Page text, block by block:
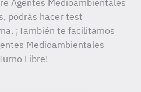
Agentes Medioambientales
podrás hacer test
¡También te facilitamos
Medioambientales
Libre!